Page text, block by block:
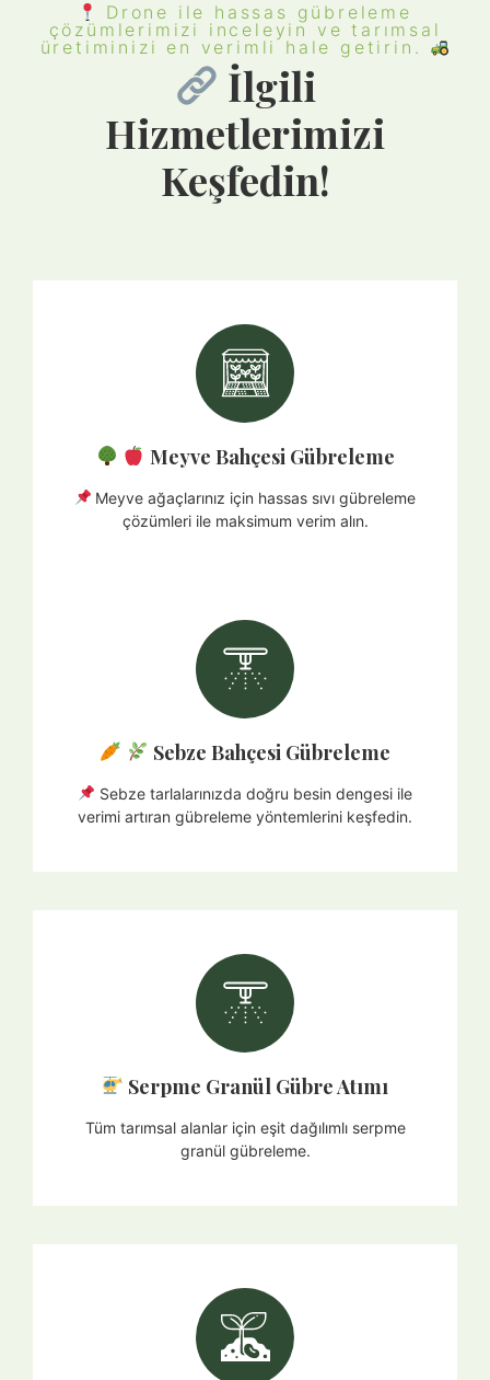
Drone ile hassas gübreleme
çözümlerimizi inceleyin ve tarımsal
üretiminizi en verimli hale getirin.
İlgili
Hizmetlerimizi
Keşfedin!​
Meyve Bahçesi Gübreleme
Meyve ağaçlarınız için hassas sıvı gübreleme
çözümleri ile maksimum verim alın.
Sebze Bahçesi Gübreleme
Sebze tarlalarınızda doğru besin dengesi ile
verimi artıran gübreleme yöntemlerini keşfedin.
Serpme Granül Gübre Atımı​
Tüm tarımsal alanlar için eşit dağılımlı serpme
granül gübreleme.